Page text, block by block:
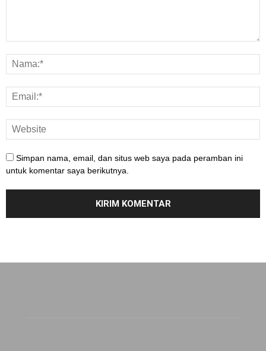
Simpan nama, email, dan situs web saya pada peramban ini
untuk komentar saya berikutnya.